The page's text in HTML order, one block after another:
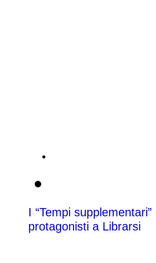
I “Tempi
protagonisti a Librarsi